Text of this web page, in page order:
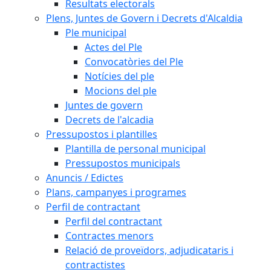
Resultats electorals
Plens, Juntes de Govern i Decrets d'Alcaldia
Ple municipal
Actes del Ple
Convocatòries del Ple
Notícies del ple
Mocions del ple
Juntes de govern
Decrets de l'alcadia
Pressupostos i plantilles
Plantilla de personal municipal
Pressupostos municipals
Anuncis / Edictes
Plans, campanyes i programes
Perfil de contractant
Perfil del contractant
Contractes menors
Relació de proveïdors, adjudicataris i
contractistes